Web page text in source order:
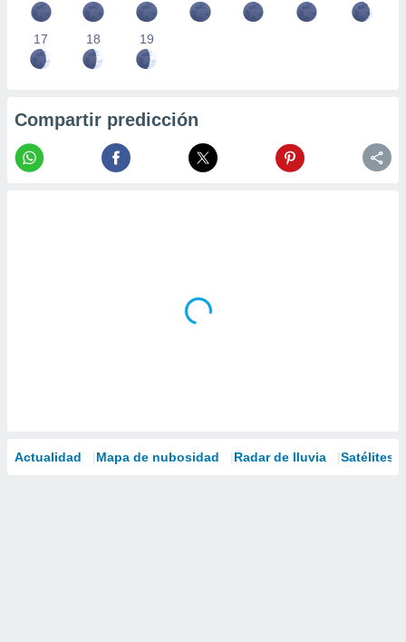
17 18 19
Compartir predicción
Actualidad Mapa de nubosidad Radar de lluvia Satélites